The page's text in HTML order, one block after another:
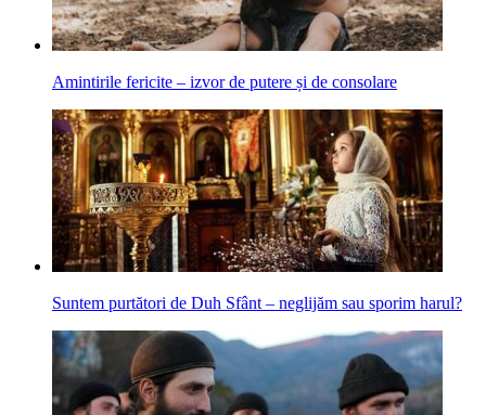
Amintirile fericite – izvor de putere și de consolare
Suntem purtători de Duh Sfânt – neglijăm sau sporim harul?